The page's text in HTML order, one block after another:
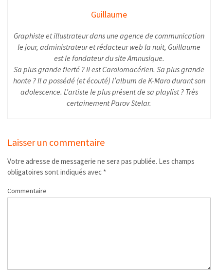
Guillaume
Graphiste et illustrateur dans une agence de communication
le jour, administrateur et rédacteur web la nuit, Guillaume
est le fondateur du site Amnusique.
Sa plus grande fierté ? Il est Carolomacérien. Sa plus grande
honte ? Il a possédé (et écouté) l’album de K-Maro durant son
adolescence. L’artiste le plus présent de sa playlist ? Très
certainement Parov Stelar.
Laisser un commentaire
Votre adresse de messagerie ne sera pas publiée. Les champs
obligatoires sont indiqués avec *
Commentaire